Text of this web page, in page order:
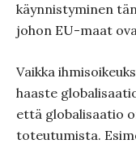
käynnistyminen
johon EU-maat
Vaikka
haaste
että globalisaatio
toteutumista.